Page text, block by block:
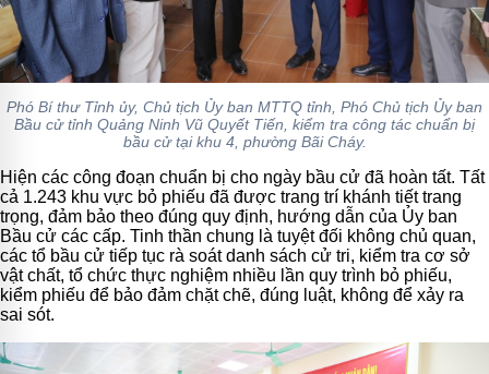
Phó Bí thư Tỉnh ủy, Chủ tịch Ủy ban MTTQ tỉnh, Phó Chủ tịch Ủy ban
Bầu cử tỉnh Quảng Ninh Vũ Quyết Tiến, kiểm tra công tác chuẩn bị
bầu cử tại khu 4, phường Bãi Cháy.
Hiện các công đoạn chuẩn bị cho ngày bầu cử đã hoàn tất. Tất
cả 1.243 khu vực bỏ phiếu đã được trang trí khánh tiết trang
trọng, đảm bảo theo đúng quy định, hướng dẫn của Ủy ban
Bầu cử các cấp. Tinh thần chung là tuyệt đối không chủ quan,
các tổ bầu cử tiếp tục rà soát danh sách cử tri, kiểm tra cơ sở
vật chất, tổ chức thực nghiệm nhiều lần quy trình bỏ phiếu,
kiểm phiếu để bảo đảm chặt chẽ, đúng luật, không để xảy ra
sai sót.